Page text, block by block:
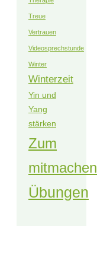
Treue
Vertrauen
Videosprechstunde
Winter
Winterzeit
Yin und
Yang
stärken
Zum
mitmachen
Übungen